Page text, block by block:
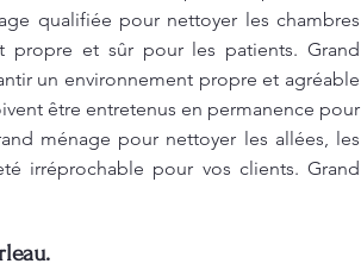
qualifiée pour nettoyer les chambres
propre et sûr pour les patients. Grand
un environnement propre et agréable
être entretenus en permanence pour
ménage pour nettoyer les allées, les
irréprochable pour vos clients. Grand